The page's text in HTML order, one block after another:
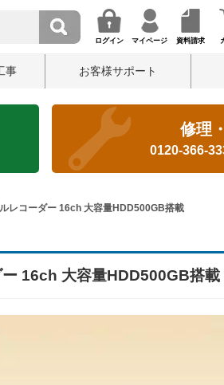
ログイン マイページ 資料請求
事 お客様サポート
修理
0120-366-
レコーダー 16ch 大容量HDD500GB搭載
16ch 大容量HDD500GB搭載